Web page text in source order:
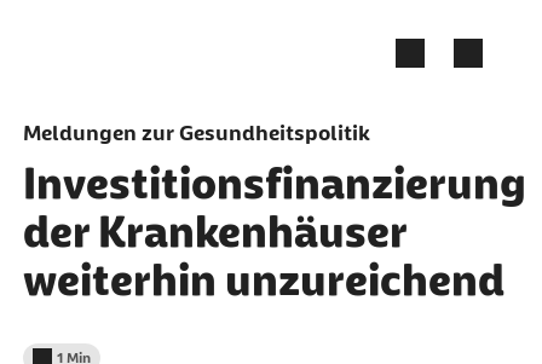
Meldungen zur Gesundheitspolitik
Investitionsfinanzierung
der Krankenhäuser
weiterhin unzureichend
1 Min